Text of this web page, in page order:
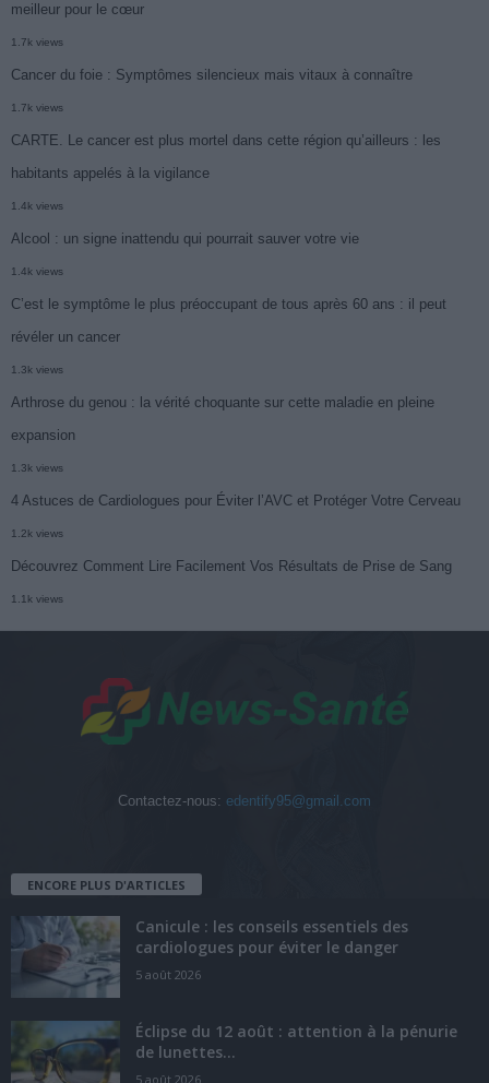
meilleur pour le cœur
1.7k views
Cancer du foie : Symptômes silencieux mais vitaux à connaître
1.7k views
CARTE. Le cancer est plus mortel dans cette région qu’ailleurs : les
habitants appelés à la vigilance
1.4k views
Alcool : un signe inattendu qui pourrait sauver votre vie
1.4k views
C’est le symptôme le plus préoccupant de tous après 60 ans : il peut
révéler un cancer
1.3k views
Arthrose du genou : la vérité choquante sur cette maladie en pleine
expansion
1.3k views
4 Astuces de Cardiologues pour Éviter l’AVC et Protéger Votre Cerveau
1.2k views
Découvrez Comment Lire Facilement Vos Résultats de Prise de Sang
1.1k views
Contactez-nous: edentify95@gmail.com
ENCORE PLUS D'ARTICLES
Canicule : les conseils essentiels des
cardiologues pour éviter le danger
5 août 2026
Éclipse du 12 août : attention à la pénurie
de lunettes...
5 août 2026